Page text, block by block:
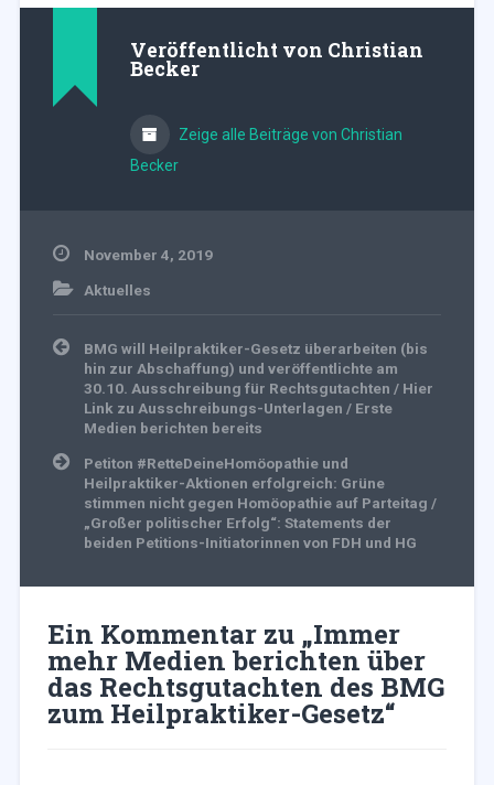
Veröffentlicht von Christian
Becker
Zeige alle Beiträge von Christian
Becker
November 4, 2019
Aktuelles
Beitragsnavigation
BMG will Heilpraktiker-Gesetz überarbeiten (bis
hin zur Abschaffung) und veröffentlichte am
30.10. Ausschreibung für Rechtsgutachten / Hier
Link zu Ausschreibungs-Unterlagen / Erste
Medien berichten bereits
Petiton #RetteDeineHomöopathie und
Heilpraktiker-Aktionen erfolgreich: Grüne
stimmen nicht gegen Homöopathie auf Parteitag /
„Großer politischer Erfolg“: Statements der
beiden Petitions-Initiatorinnen von FDH und HG
Ein Kommentar zu „Immer
mehr Medien berichten über
das Rechtsgutachten des BMG
zum Heilpraktiker-Gesetz“